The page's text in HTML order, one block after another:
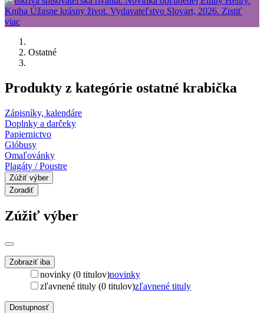
Ostatné
Produkty z kategórie ostatné krabička
Zápisníky, kalendáre
Doplnky a darčeky
Papiernictvo
Glóbusy
Omaľovánky
Plagáty / Poustre
Zúžiť výber
Zoradiť
Zúžiť výber
Zobraziť iba
novinky (0 titulov)novinky
zľavnené tituly (0 titulov)zľavnené tituly
Dostupnosť